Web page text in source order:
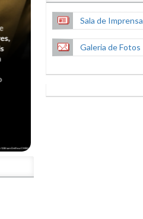
Sala de Imprensa
Galeria de Fotos